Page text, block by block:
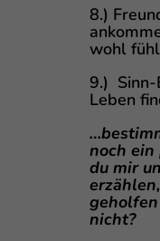
8.)
wohl
9.)
Leben
noch ein
du mir
nicht?